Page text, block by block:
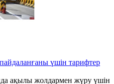
үшін тарифтер
ақылы жолдармен жүру үшін